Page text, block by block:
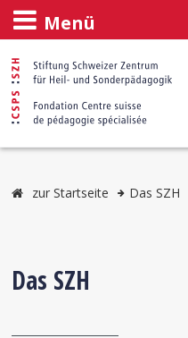
Menü
zur Startseite Das SZH
Das SZH